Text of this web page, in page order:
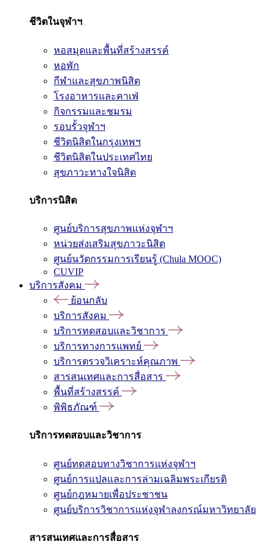
ชีวิตในจุฬาฯ
หอสมุดและพื้นที่สร้างสรรค์
หอพัก
กีฬาและสุขภาพนิสิต
โรงอาหารและคาเฟ่
กิจกรรมและชมรม
รอบรั้วจุฬาฯ
ชีวิตนิสิตในกรุงเทพฯ
ชีวิตนิสิตในประเทศไทย
สุขภาวะทางใจนิสิต
บริการนิสิต
ศูนย์บริการสุขภาพแห่งจุฬาฯ
หน่วยส่งเสริมสุขภาวะนิสิต
ศูนย์นวัตกรรมการเรียนรู้ (Chula MOOC)
CUVIP
บริการสังคม
ย้อนกลับ
บริการสังคม
บริการทดสอบและวิชาการ
บริการทางการแพทย์
บริการตรวจวิเคราะห์คุณภาพ
สารสนเทศและการสื่อสาร
พื้นที่สร้างสรรค์
พิพิธภัณฑ์
บริการทดสอบและวิชาการ
ศูนย์ทดสอบทางวิชาการแห่งจุฬาฯ
ศูนย์การแปลและการล่ามเฉลิมพระเกียรติ
ศูนย์กฎหมายเพื่อประชาชน
ศูนย์บริการวิชาการแห่งจุฬาลงกรณ์มหาวิทยาลัย
สารสนเทศและการสื่อสาร